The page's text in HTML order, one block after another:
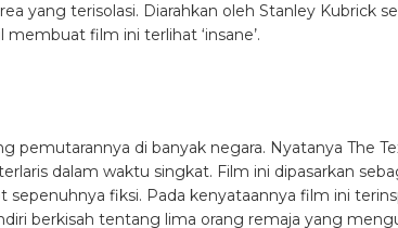
yang terisolasi. Diarahkan oleh Stanley Kubrick
film ini terlihat ‘insane’.
pemutarannya di banyak negara. Nyatanya The
dalam waktu singkat. Film ini dipasarkan
fiksi. Pada kenyataannya film ini
berkisah tentang lima orang remaja yang